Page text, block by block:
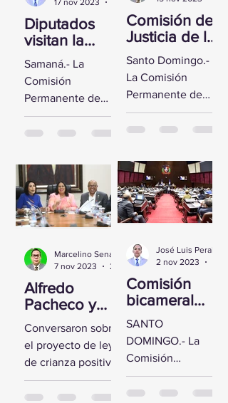
Diputados
visitan la
Fortaleza de
Santa
Bárbara de
Samaná
Samaná.- La
Comisión
Permanente de
Derechos
Humanos de la
Diputados visitó la
Fortaleza de Santa
Bárbara de
Samaná, a fin de...
Comisión de
Justicia de la
CD se reúne
con Yeni
Berenice
Reynoso
Santo Domingo.-
La Comisión
Permanente de
Justicia de la
Cámara de
un encuentro con
la Directora de
Persecución del...
Alfredo
Pacheco y
comisión de
diputados
reciben a la
Primera
Dama
Conversaron sobre
el proyecto de ley
de crianza positiva
SANTO
DOMINGO.- El
Marcelino Sena
7 nov 2023
Comisión
bicameral
inicia hoy el
estudio del
Presupuesto
General del
Estado 2024
SANTO
DOMINGO.- La
Comisión
Bicameral Especial
iniciará hoy los
José Luis Peralta
2 nov 2023